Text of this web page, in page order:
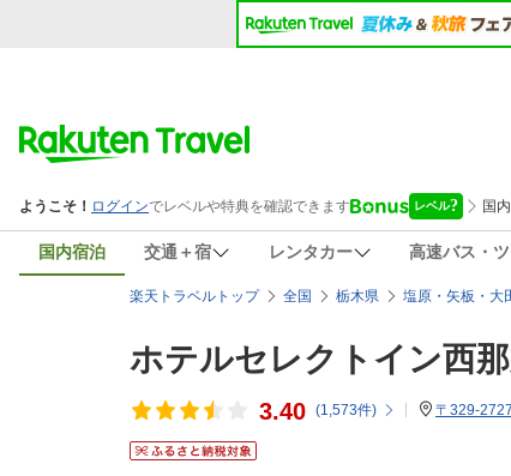
国内宿泊 交通＋宿 レンタカー 高速バス・
楽天トラベルトップ 全国 栃木県 塩原・矢板・大
ホテルセレクトイン西
3.40 (1,573件) 〒329-